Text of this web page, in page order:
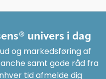
univers i dag
og markedsføring af
samt gode råd fra
tid afmelde dig